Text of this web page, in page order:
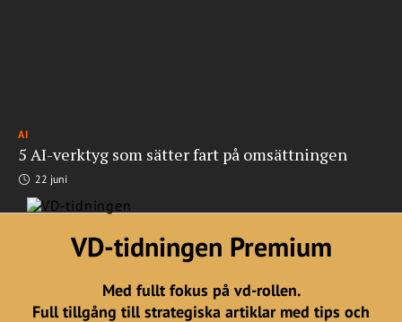
AI
5 AI-verktyg som sätter fart på omsättningen
22 juni
VD-tidningen Premium
Med fullt fokus på vd-rollen.
Full tillgång till strategiska artiklar med tips och